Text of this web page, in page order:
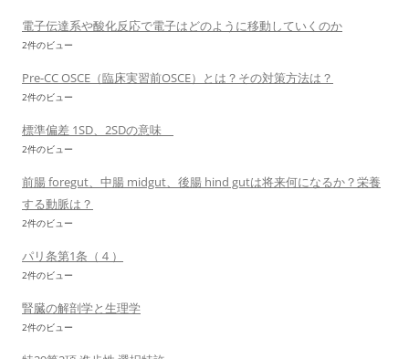
電子伝達系や酸化反応で電子はどのように移動していくのか
2件のビュー
Pre-CC OSCE（臨床実習前OSCE）とは？その対策方法は？
2件のビュー
標準偏差 1SD、2SDの意味
2件のビュー
前腸 foregut、中腸 midgut、後腸 hind gutは将来何になるか？栄養
する動脈は？
2件のビュー
パリ条第1条（４）
2件のビュー
腎臓の解剖学と生理学
2件のビュー